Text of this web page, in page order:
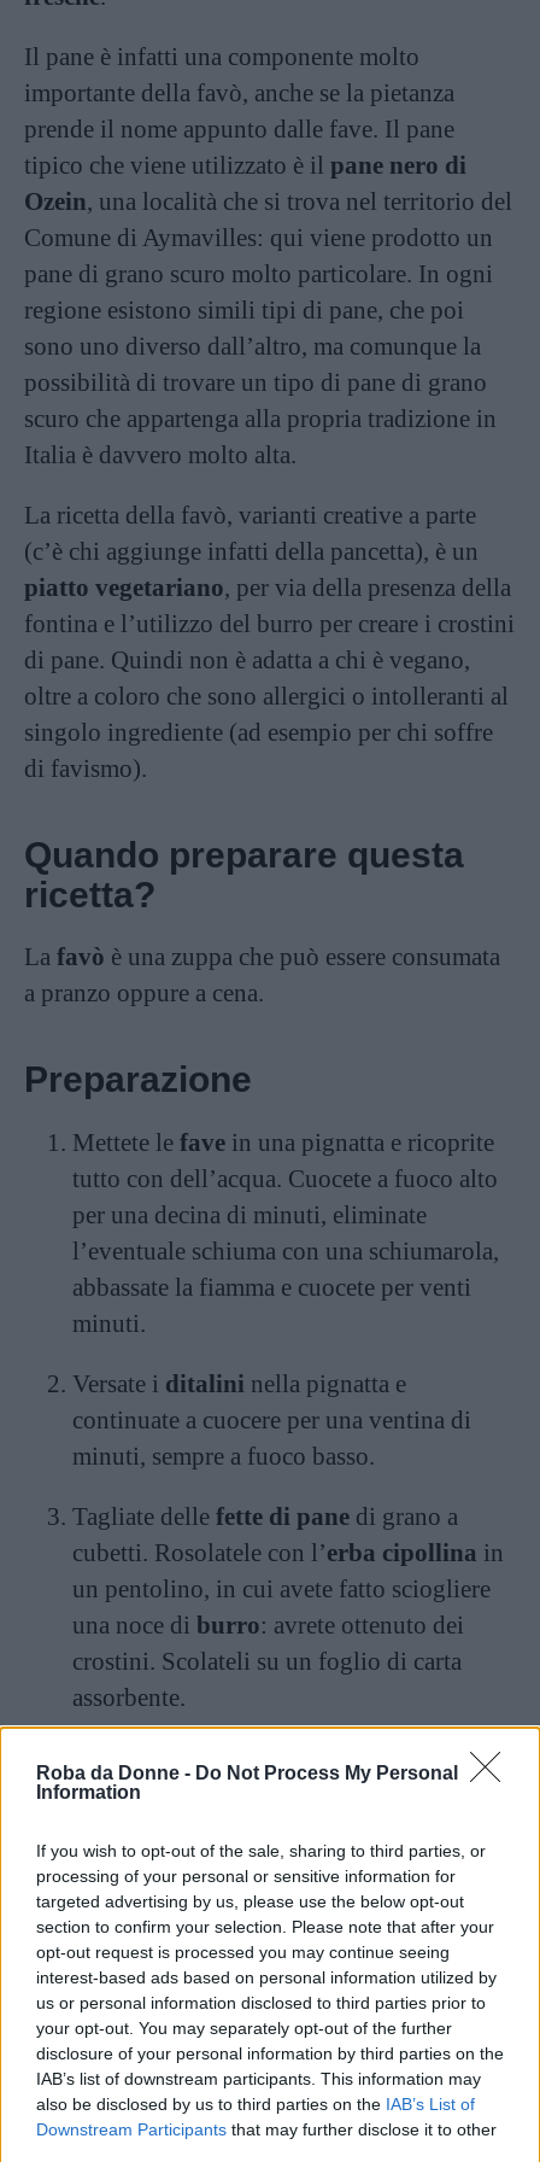
Roba da Donne - Do Not Process My Personal
Information
If you wish to opt-out of the sale, sharing to third parties, or
processing of your personal or sensitive information for
targeted advertising by us, please use the below opt-out
section to confirm your selection. Please note that after your
opt-out request is processed you may continue seeing
interest-based ads based on personal information utilized by
us or personal information disclosed to third parties prior to
your opt-out. You may separately opt-out of the further
disclosure of your personal information by third parties on the
IAB’s list of downstream participants. This information may
also be disclosed by us to third parties on the IAB’s List of
Downstream Participants that may further disclose it to other
Il pane è infatti una componente molto
importante della favò, anche se la pietanza
prende il nome appunto dalle fave. Il pane
tipico che viene utilizzato è il pane nero di
Ozein, una località che si trova nel territorio del
Comune di Aymavilles: qui viene prodotto un
pane di grano scuro molto particolare. In ogni
regione esistono simili tipi di pane, che poi
sono uno diverso dall’altro, ma comunque la
possibilità di trovare un tipo di pane di grano
scuro che appartenga alla propria tradizione in
Italia è davvero molto alta.
La ricetta della favò, varianti creative a parte
(c’è chi aggiunge infatti della pancetta), è un
piatto vegetariano, per via della presenza della
fontina e l’utilizzo del burro per creare i crostini
di pane. Quindi non è adatta a chi è vegano,
oltre a coloro che sono allergici o intolleranti al
singolo ingrediente (ad esempio per chi soffre
di favismo).
Quando preparare questa
ricetta?
La favò è una zuppa che può essere consumata
a pranzo oppure a cena.
Preparazione
Mettete le fave in una pignatta e ricoprite
tutto con dell’acqua. Cuocete a fuoco alto
per una decina di minuti, eliminate
l’eventuale schiuma con una schiumarola,
abbassate la fiamma e cuocete per venti
minuti.
Versate i ditalini nella pignatta e
continuate a cuocere per una ventina di
minuti, sempre a fuoco basso.
Tagliate delle fette di pane di grano a
cubetti. Rosolatele con l’erba cipollina in
un pentolino, in cui avete fatto sciogliere
una noce di burro: avrete ottenuto dei
crostini. Scolateli su un foglio di carta
assorbente.
Tagliate la fontina a cubetti.
cottura, aggiungete in pignatta la fontina, il
pane rosolato e aromatizzato e un po’ di
spezie miste. Servite calda.